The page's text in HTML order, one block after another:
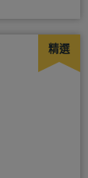
精選